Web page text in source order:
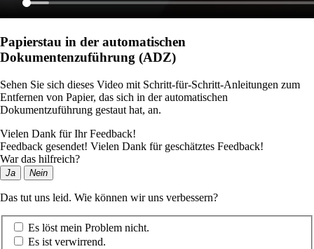
Papierstau in der automatischen
Dokumentenzuführung (ADZ)
Sehen Sie sich dieses Video mit Schritt-für-Schritt-Anleitungen zum
Entfernen von Papier, das sich in der automatischen
Dokumentzuführung gestaut hat, an.
Vielen Dank für Ihr Feedback!
Feedback gesendet! Vielen Dank für geschätztes Feedback!
War das hilfreich?
Ja Nein
Das tut uns leid. Wie können wir uns verbessern?
Es löst mein Problem nicht.
Es ist verwirrend.